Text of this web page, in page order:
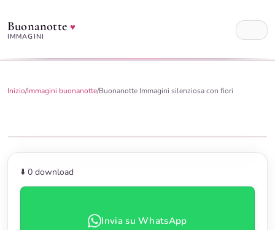
Buonanotte♥
IMMAGINI
Inizio/Immagini buonanotte/Buonanotte Immagini silenziosa con fiori
⬇️ 0 download
Invia su WhatsApp